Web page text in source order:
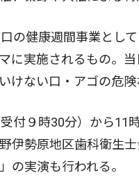
の健康週間事業とし
に実施されるもの。
けない口・アゴの危
付９時30分）から11
伊勢原地区歯科衛生
の実演も行われる。